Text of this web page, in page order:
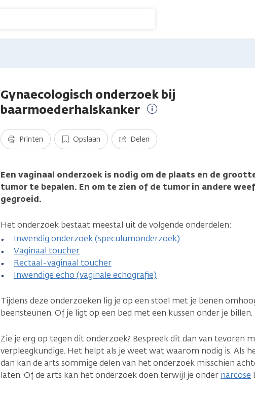
Gynaecologisch onderzoek bij
baarmoederhalskanker
informatie
Printen Opslaan Delen
Een vaginaal onderzoek is nodig om de plaats en de
tumor te bepalen. En om te zien of de tumor in andere
gegroeid.
Het onderzoek bestaat meestal uit de volgende onderdelen:
Inwendig onderzoek (speculumonderzoek)
Vaginaal toucher
Rectaal-vaginaal toucher
Inwendige echo (vaginale echografie)
Tijdens deze onderzoeken lig je op een stoel met je benen
beensteunen. Of je ligt op een bed met een kussen onder je billen.
Zie je erg op tegen dit onderzoek? Bespreek dit dan van tevoren
verpleegkundige. Het helpt als je weet wat waarom nodig is. Als
dan kan de arts sommige delen van het onderzoek misschien
laten. Of de arts kan het onderzoek doen terwijl je onder narcose